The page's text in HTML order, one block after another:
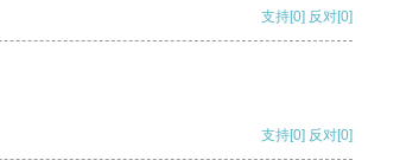
支持[0] 反对[0]
支持[0] 反对[0]